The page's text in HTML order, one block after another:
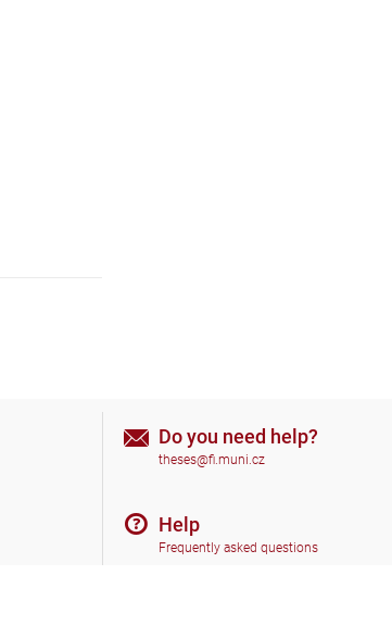
Do you need help?
theses@fi.muni.cz
Help
Frequently asked questions